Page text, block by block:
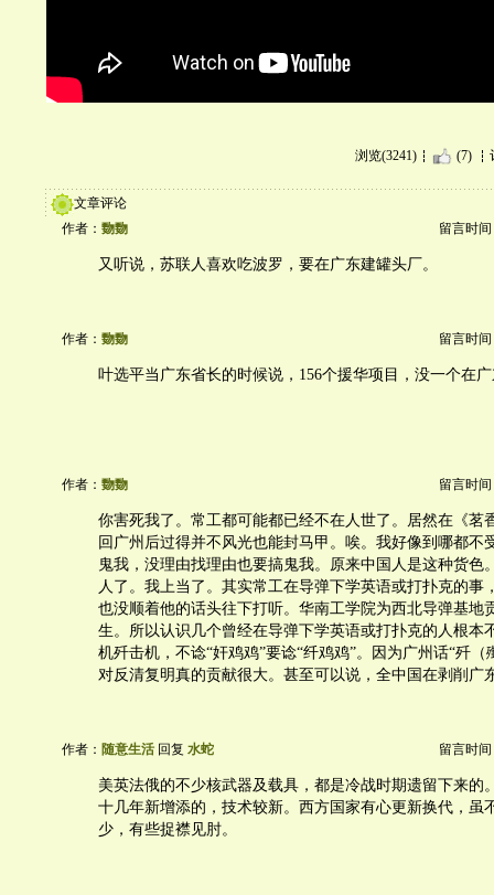
浏览(3241) (7)
文章评论
作者： 覅覅 留言时间
又听说，苏联人喜欢吃波罗，要在广东建罐头厂。
作者： 覅覅 留言时间
叶选平当广东省长的时候说，156个援华项目，没一个在
作者： 覅覅 留言时间
你害死我了。常工都可能都已经不在人世了。居然在《茗
回广州后过得并不风光也能封马甲。唉。我好像到哪都不
鬼我，没理由找理由也要搞鬼我。原来中国人是这种货色
人了。我上当了。其实常工在导弹下学英语或打扑克的事
也没顺着他的话头往下打听。华南工学院为西北导弹基地
生。所以认识几个曾经在导弹下学英语或打扑克的人根本
机歼击机，不谂“奸鸡鸡”要谂“纤鸡鸡”。因为广州话“歼（
对反清复明真的贡献很大。甚至可以说，全中国在剥削广
作者： 随意生活 回复 水蛇 留言时间
美英法俄的不少核武器及载具，都是冷战时期遗留下来的
十几年新增添的，技术较新。西方国家有心更新换代，虽
少，有些捉襟见肘。